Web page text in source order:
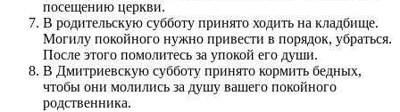
посещению церкви.
В родительскую субботу принято ходить на кладбище.
Могилу покойного нужно привести в порядок, убраться.
После этого помолитесь за упокой его души.
В Дмитриевскую субботу принято кормить бедных,
чтобы они молились за душу вашего покойного
родственника.